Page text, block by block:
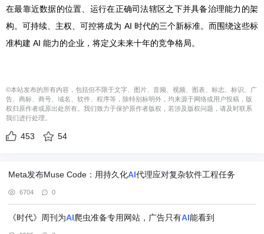
在最靠近数据的位置、运行在正确司法辖区之下并具备治理能力的架
构。可持续、主权、可控将成为 AI 时代的三个新标准。而围绕这些标
准构建 AI 能力的企业，将定义未来十年的竞争格局。
©本站发布的所有内容，包括但不限于文字、图片、音频、视频、图表、标志、标识、广
告、商标、商号、域名、软件、程序等，除特别标明外，均来源于网络或用户投稿，版
权归原作者或原出处所有。我们致力于保护原作者版权，若涉及版权问题，请及时联系
我们进行处理。
453 54
Meta发布Muse Code：用持久化AI代理应对复杂软件工程任务
6704 0
《时代》周刊为AI爬虫准备专用网站，广告只有AI能看到